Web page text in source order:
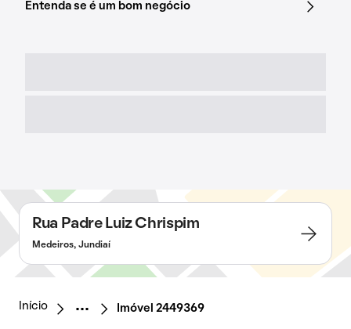
Entenda se é um bom negócio
Rua Padre Luiz Chrispim
Medeiros, Jundiaí
Início Imóvel 2449369